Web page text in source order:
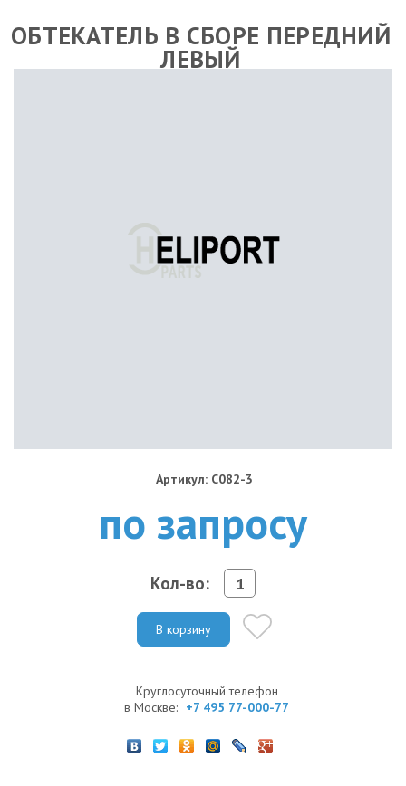
ОБТЕКАТЕЛЬ В СБОРЕ ПЕРЕДНИЙ
ЛЕВЫЙ
Артикул: C082-3
по запросу
Кол-во:
В корзину
Круглосуточный телефон
в Москве: +7 495 77-000-77